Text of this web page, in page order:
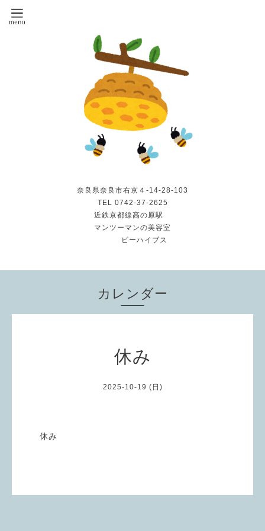
奈良県奈良市右京４-14-28-103
TEL 0742-37-2625
近鉄京都線高の原駅
マンツーマンの美容室
ビーハイブス
カレンダー
休み
2025-10-19 (日)
休み